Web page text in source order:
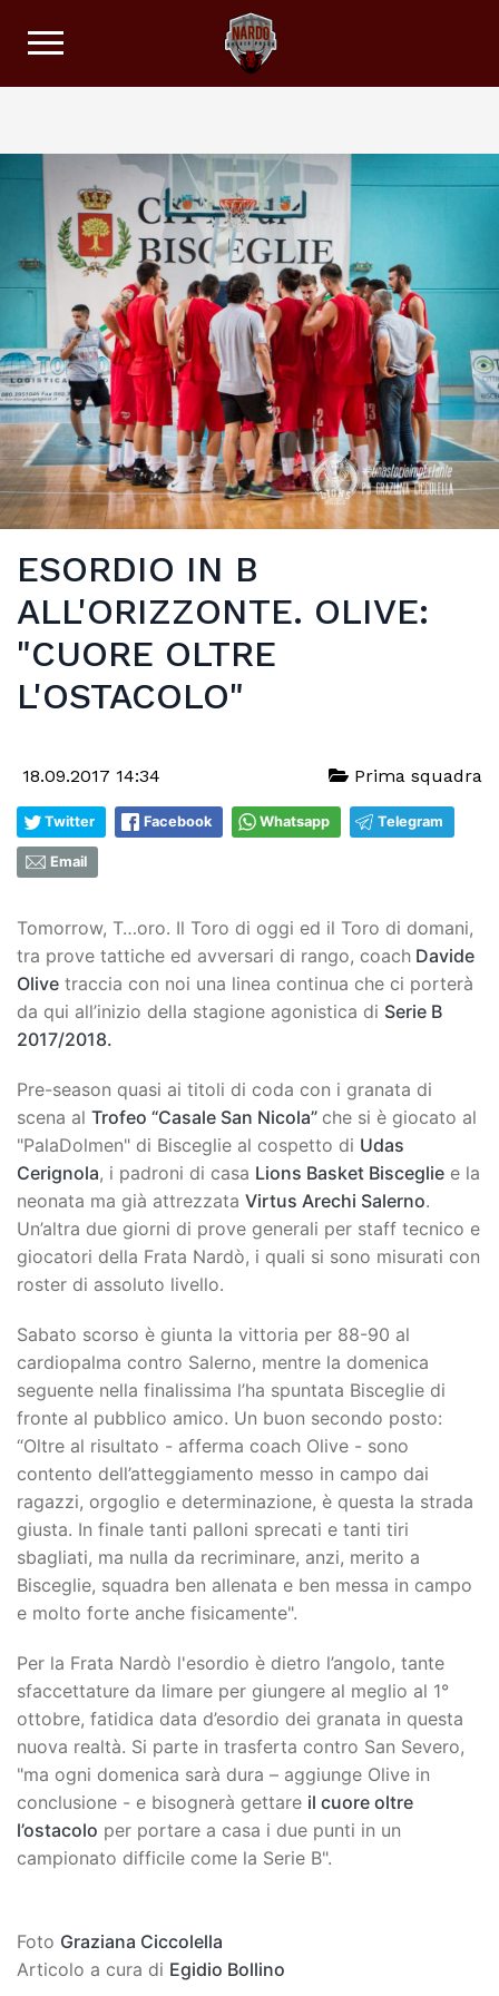
ESORDIO IN B
ALL'ORIZZONTE. OLIVE:
"CUORE OLTRE
L'OSTACOLO"
18.09.2017 14:34 Prima squadra
Twitter Facebook Whatsapp Telegram
Email
Tomorrow, T…oro. Il Toro di oggi ed il Toro di domani,
tra prove tattiche ed avversari di rango, coach Davide
Olive traccia con noi una linea continua che ci porterà
da qui all’inizio della stagione agonistica di Serie B
2017/2018.
Pre-season quasi ai titoli di coda con i granata di
scena al Trofeo “Casale San Nicola” che si è giocato al
"PalaDolmen" di Bisceglie al cospetto di Udas
Cerignola, i padroni di casa Lions Basket Bisceglie e la
neonata ma già attrezzata Virtus Arechi Salerno.
Un’altra due giorni di prove generali per staff tecnico e
giocatori della Frata Nardò, i quali si sono misurati con
roster di assoluto livello.
Sabato scorso è giunta la vittoria per 88-90 al
cardiopalma contro Salerno, mentre la domenica
seguente nella finalissima l’ha spuntata Bisceglie di
fronte al pubblico amico. Un buon secondo posto:
“Oltre al risultato - afferma coach Olive - sono
contento dell’atteggiamento messo in campo dai
ragazzi, orgoglio e determinazione, è questa la strada
giusta. In finale tanti palloni sprecati e tanti tiri
sbagliati, ma nulla da recriminare, anzi, merito a
Bisceglie, squadra ben allenata e ben messa in campo
e molto forte anche fisicamente".
Per la Frata Nardò l'esordio è dietro l’angolo, tante
sfaccettature da limare per giungere al meglio al 1°
ottobre, fatidica data d’esordio dei granata in questa
nuova realtà. Si parte in trasferta contro San Severo,
"ma ogni domenica sarà dura – aggiunge Olive in
conclusione - e bisognerà gettare il cuore oltre
l’ostacolo per portare a casa i due punti in un
campionato difficile come la Serie B".
Foto Graziana Ciccolella
Articolo a cura di Egidio Bollino